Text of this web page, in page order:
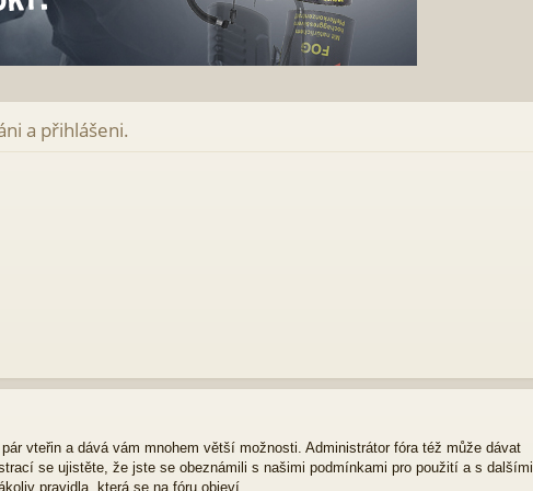
a přihlášeni.
vteřin a dává vám mnohem větší možnosti. Administrátor fóra též může dávat
se ujistěte, že jste se obeznámili s našimi podmínkami pro použití a s dalšími
pravidla, která se na fóru objeví.